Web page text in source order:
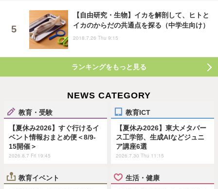
【自由研究・生物】イカを解剖して、ヒトと
イカのからだの共通点を探る（中学生向け）
2018.7.26 Thu 9:15
ランキングをもっと見る
NEWS CATEGORY
教育・受験
【夏休み2026】すぐ行けるイ
ベント情報おまとめ便＜8/9-
15開催＞
2026.8.7 Fri 19:45
教育ICT
【夏休み2026】東大メタバー
ス工学部、生成AIなどジュニ
ア講座6選
2026.7.30 Thu 11:15
教育イベント 生活・健康